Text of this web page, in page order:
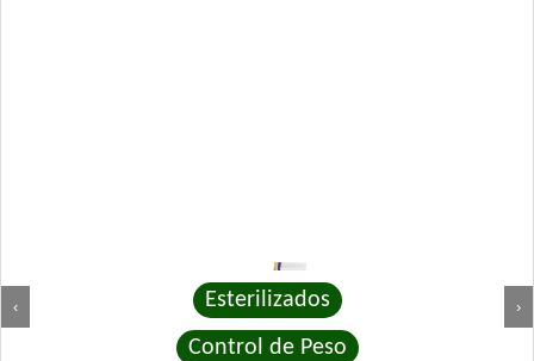
‹ ›
Esterilizados
Control de Peso